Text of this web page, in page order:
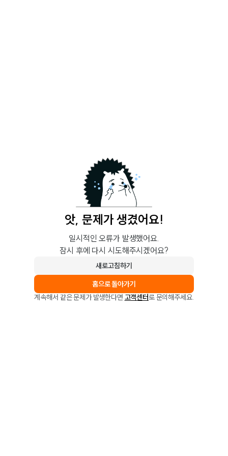
앗, 문제가 생겼어요!
일시적인 오류가 발생했어요.
잠시 후에 다시 시도해주시겠어요?
새로고침하기
홈으로 돌아가기
계속해서 같은 문제가 발생한다면 고객센터로 문의해주세요.